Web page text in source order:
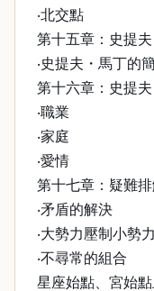
‧北交點
第十五章：史提
‧史提夫・馬丁的
第十六章：史提
‧職業
‧家庭
‧愛情
第十七章：疑難
‧矛盾的解決
‧大勢力壓制小勢力
‧不尋常的組合
星座始點、宮始